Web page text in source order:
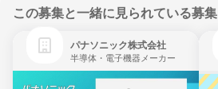
この募集と一緒に見られている募集
パナソニック株式会社
半導体・電子機器メーカー